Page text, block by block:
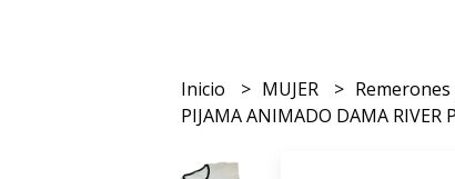
Inicio MUJER
PIJAMA ANIMADO DAMA RIVER